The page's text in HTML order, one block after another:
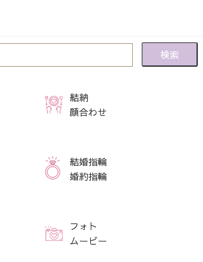
結納
顔合わせ
結婚指輪
婚約指輪
フォト
ムービー